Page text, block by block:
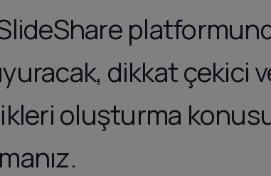
dikkat çekici
oluşturma